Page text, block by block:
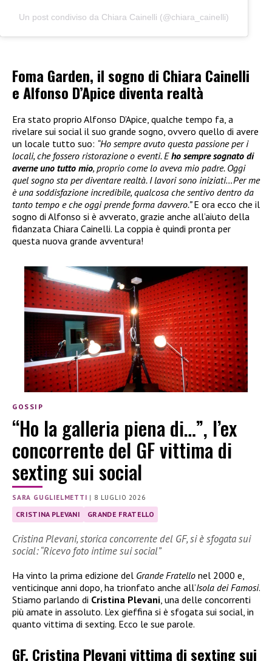
Un post condiviso da Chiara Cainelli (@chiara_cainelli)
Foma Garden, il sogno di Chiara Cainelli
e Alfonso D’Apice diventa realtà
Era stato proprio Alfonso D’Apice, qualche tempo fa, a
rivelare sui social il suo grande sogno, ovvero quello di avere
un locale tutto suo: “Ho sempre avuto questa passione per i
locali, che fossero ristorazione o eventi. Eho sempre sognato di
averne uno tutto mio, proprio come lo aveva mio padre. Oggi
quel sogno sta per diventare realtà. I lavori sono iniziati…Per me
è una soddisfazione incredibile, qualcosa che sentivo dentro da
tanto tempo e che oggi prende forma davvero.”E ora ecco che il
sogno di Alfonso si è avverato, grazie anche all’aiuto della
fidanzata Chiara Cainelli. La coppia è quindi pronta per
questa nuova grande avventura!
GOSSIP
“Ho la galleria piena di…”, l’ex
concorrente del GF vittima di
sexting sui social
SARA GUGLIELMETTI | 8 LUGLIO 2026
CRISTINA PLEVANI GRANDE FRATELLO
Cristina Plevani, storica concorrente del GF, si è sfogata sui
social: “Ricevo foto intime sui social”
Ha vinto la prima edizione del Grande Fratello nel 2000 e,
venticinque anni dopo, ha trionfato anche all’Isola dei Famosi.
Stiamo parlando di Cristina Plevani , una delle concorrenti
più amate in assoluto. L’ex gieffina si è sfogata sui social, in
quanto vittima di sexting. Ecco le sue parole.
GF, Cristina Plevani vittima di sexting sui